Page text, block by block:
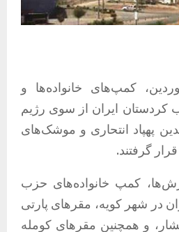
۱۳ فروردین‌، کمپ‌های خانواده‌ها و
کردستان ایران از سوی رژیم
پهپاد انتحاری و موشک‌های
گرفتند.
کمپ خانواده‌های حزب
در شهر کویه، مقرهای پارتی
و همچنین مقرهای کومله